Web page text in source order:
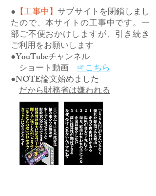
● 【工事中】サブサイトを閉鎖しまし
たので、本サイトの工事中です。一
部ご不便おかけしますが、引き続き
ご利用をお願いします
●YouTubeチャンネル
ショート動画 ☞こちら
●NOTE論文始めました
だから財務省は嫌われる